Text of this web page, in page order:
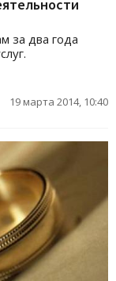
за два года
19 марта 2014, 10:40